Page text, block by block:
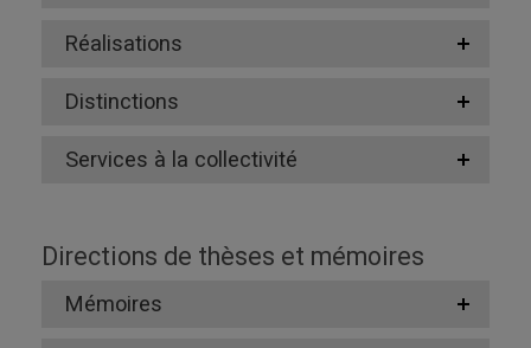
Réalisations
Distinctions
Services à la collectivité
Directions de thèses et mémoires
Mémoires